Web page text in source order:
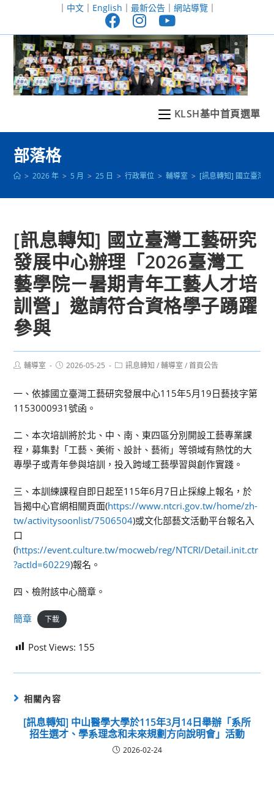
至
｜ 中文｜ English ｜ 最新公告｜ 網站導覽｜
KLSH基中首頁選單
部落格
> 2026 年 > 5 月 > 25 日 > 行政單位 > 輔導室 > [訊息轉知] 國立臺灣
[訊息轉知] 國立臺灣工藝研究
發展中心辦理「2026臺灣工
藝學院－暑期青年工藝人才培
訓營」邀請符合資格學子踴躍
參與
Post輔導室
Post2026-05-25
Post訊息轉知 / 輔導室 / 首頁公告
一、依據國立臺灣工藝研究發展中心115年5月19日藝技字第
1153000931號函。
二、本次培訓將於北、中、南、東四區分別開設工藝專業課
程，募集對「工藝、美術、設計、藝術」等領域有熱忱的大
專學子或青年參與培訓，投入跨域工藝學習與創作實踐。
三、本訓練課程自即日起至115年6月7日止採線上報名，於
旨揭中心官網相關頁面(https://www.ntcri.gov.tw/home/zh-
tw/activitysoonlist/7506504)或文化部藝文活動平台報名入
口
(https://event.culture.tw/mocweb/reg/NTCRI/Detail.init.ctr
?actId=60229)報名。
四、檢附該中心簡章。
簡章 下載
Post Views: 155
相關內容
[訊息轉知] 中山醫學大學於115年3月14日舉辦「系所
招生選才、學系理念和未來規劃方向說明會」活動
2026-02-24